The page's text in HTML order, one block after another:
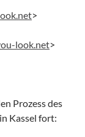
>
look.net>
Prozess des
Kassel fort: